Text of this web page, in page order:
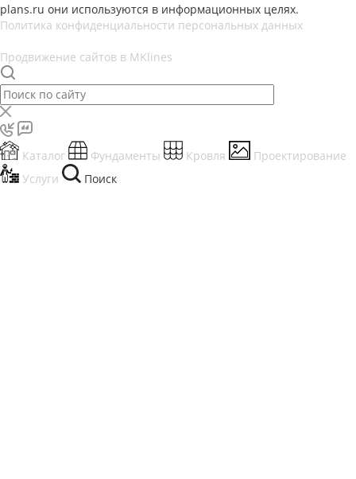
plans.ru они используются в информационных целях.
Политика конфиденциальности персональных данных
Продвижение сайтов в MKlines
Каталог Фундаменты Кровля
Проектирование
Услуги
Поиск